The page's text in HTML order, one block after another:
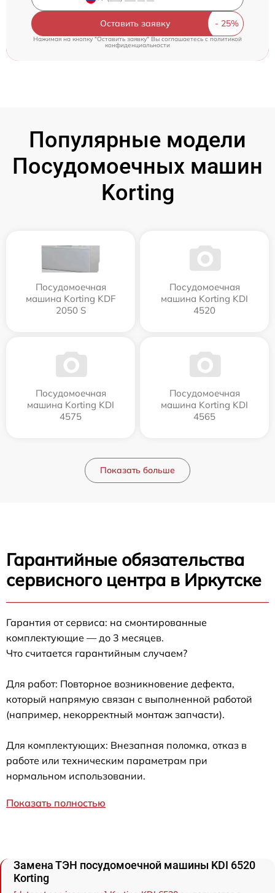
Оставить заявку
Нажимая на кнопку "Оставить заявку" Вы соглашаетесь cполитикой
конфиденциальности
Популярные модели
Посудомоечных машин
Korting
Посудомоечная
машина Korting KDF
2050 S
Посудомоечная
машина Korting KDI
4520
Посудомоечная
машина Korting KDI
4575
Посудомоечная
машина Korting KDI
4565
Показать больше
Гарантийные обязательства
сервисного центра в Иркутске
Гарантия от сервиса: на смонтированные
комплектующие — до 3 месяцев.
Что считается гарантийным случаем?
Для работ: Повторное возникновение дефекта,
который напрямую связан с выполненной работой
(например, некорректный монтаж запчасти).
Для комплектующих: Внезапная поломка, отказ в
работе или техническим параметрам при
нормальном использовании.
Показать полностью
Замена ТЭН посудомоечной машины KDI 6520
Korting